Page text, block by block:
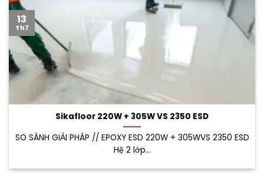
Sikafloor 220W + 305W VS 2350 ESD
SO SÁNH GIẢI PHÁP // EPOXY ESD 220W + 305WVS 2350 ESD
Hệ 2 lớp...
13
Th7